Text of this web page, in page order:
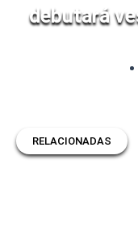
debutará
RELACIONADAS